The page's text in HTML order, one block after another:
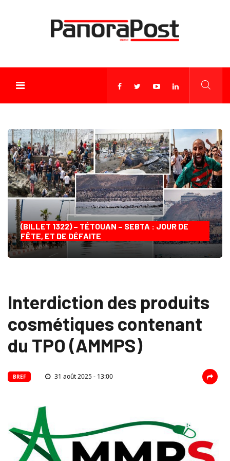
(BILLET 1322) – TÉTOUAN – SEBTA : JOUR DE
FÊTE, ET DE DÉFAITE
Interdiction des produits
cosmétiques contenant
du TPO (AMMPS)
BREF 31 août 2025 - 13:00